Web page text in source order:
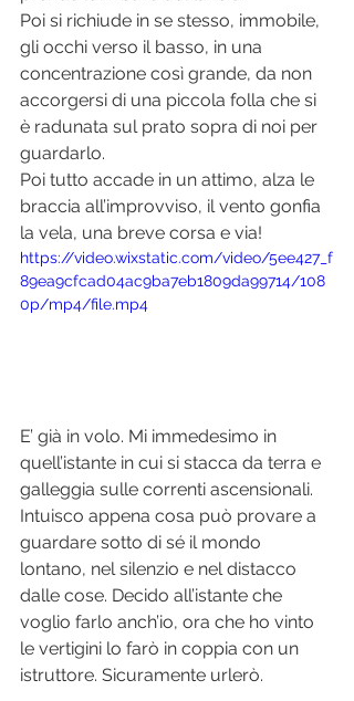
Poi si richiude in se stesso, immobile,
gli occhi verso il basso, in una
concentrazione così grande, da non
accorgersi di una piccola folla che si
è radunata sul prato sopra di noi per
guardarlo.
Poi tutto accade in un attimo, alza le
braccia all’improvviso, il vento gonfia
la vela, una breve corsa e via!
https://video.wixstatic.com/video/5ee427_f
89ea9cfcad04ac9ba7eb1809da99714/108
0p/mp4/file.mp4
E’ già in volo. Mi immedesimo in
quell’istante in cui si stacca da terra e
galleggia sulle correnti ascensionali.
Intuisco appena cosa può provare a
guardare sotto di sé il mondo
lontano, nel silenzio e nel distacco
dalle cose. Decido all’istante che
voglio farlo anch’io, ora che ho vinto
le vertigini lo farò in coppia con un
istruttore. Sicuramente urlerò.